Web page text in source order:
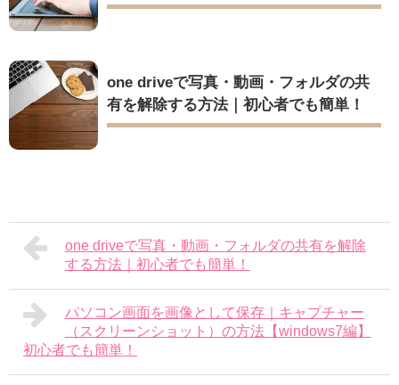
one driveで写真・動画・フォルダの共
有を解除する方法｜初心者でも簡単！
one driveで写真・動画・フォルダの共有を解除
する方法｜初心者でも簡単！
パソコン画面を画像として保存｜キャプチャー
（スクリーンショット）の方法【windows7編】
初心者でも簡単！